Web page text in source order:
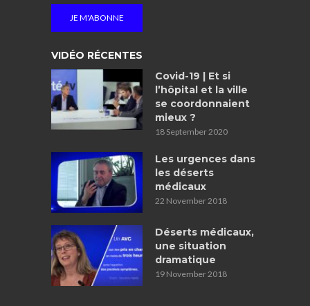
VIDÉO RÉCENTES
Covid-19 | Et si
l’hôpital et la ville
se coordonnaient
mieux ?
18 September 2020
Les urgences dans
les déserts
médicaux
22 November 2018
Déserts médicaux,
une situation
dramatique
19 November 2018